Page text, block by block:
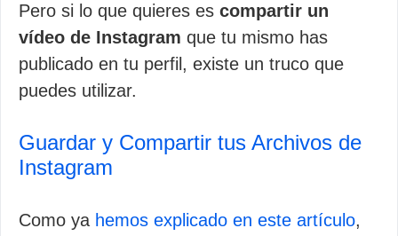
Pero si lo que quieres es compartir un
vídeo de Instagram que tu mismo has
publicado en tu perfil, existe un truco que
puedes utilizar.
Guardar y Compartir tus Archivos de
Instagram
Como ya hemos explicado en este artículo,